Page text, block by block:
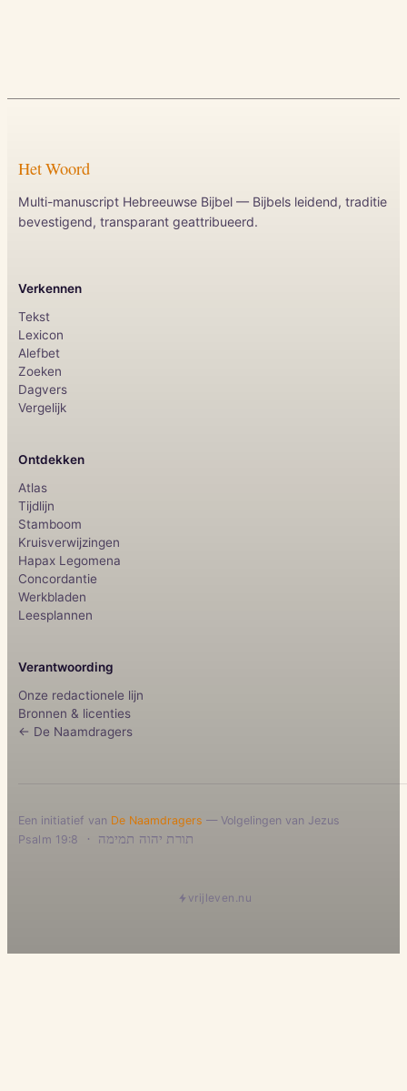
Het Woord
Multi-manuscript Hebreeuwse Bijbel — Bijbels leidend, traditie
bevestigend, transparant geattribueerd.
Verkennen
Tekst
Lexicon
Alefbet
Zoeken
Dagvers
Vergelijk
Ontdekken
Atlas
Tijdlijn
Stamboom
Kruisverwijzingen
Hapax Legomena
Concordantie
Werkbladen
Leesplannen
Verantwoording
Onze redactionele lijn
Bronnen & licenties
← De Naamdragers
Een initiatief van De Naamdragers — Volgelingen van Jezus
תורת יהוה תמימה ·
Psalm 19:8
vrijleven.nu